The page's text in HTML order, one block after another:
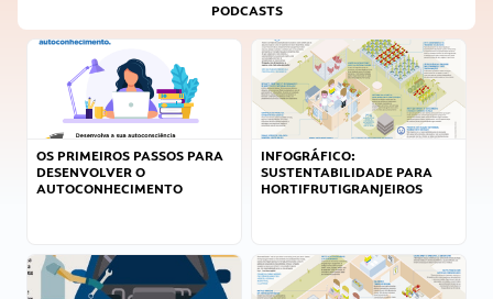
PODCASTS
OS PRIMEIROS PASSOS PARA
DESENVOLVER O
AUTOCONHECIMENTO
INFOGRÁFICO:
SUSTENTABILIDADE PARA
HORTIFRUTIGRANJEIROS